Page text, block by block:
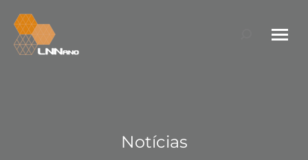
Search:
Notícias